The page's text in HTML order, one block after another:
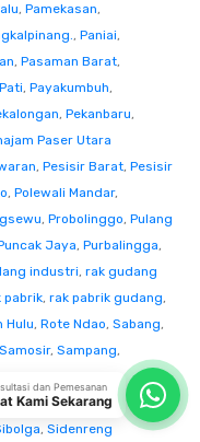
, Pamekasan,
, Paniai,
, Pasaman Barat,
Pati, Payakumbuh,
, Pekanbaru,
Paser Utara
, Pesisir Barat, Pesisir
, Polewali Mandar,
, Probolinggo, Pulang
Jaya, Purbalingga,
industri, rak gudang
pabrik, rak pabrik gudang,
Hulu, Rote Ndao, Sabang,
Samosir, Sampang,
Timur,Serang Serdang
, Sidenreng
dan Pemesanan
Kami Sekarang